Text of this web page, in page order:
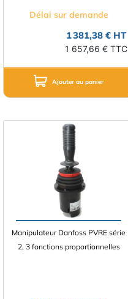
Délai sur demande
1 381,38 € HT
1 657,66 € TTC
Ajouter au panier
Manipulateur Danfoss PVRE série
2, 3 fonctions proportionnelles